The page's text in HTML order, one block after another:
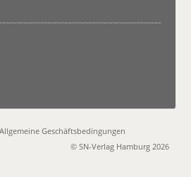
Allgemeine Geschäftsbedingungen
© SN-Verlag Hamburg 2026